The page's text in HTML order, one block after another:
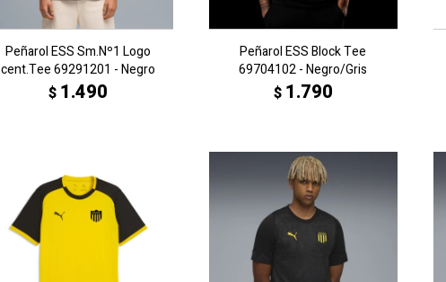
Peñarol ESS Sm.Nº1 Logo
cent.Tee 69291201 - Negro
$ 1.490
Peñarol ESS Block Tee
69704102 - Negro/Gris
$ 1.790